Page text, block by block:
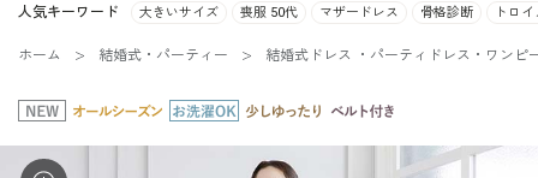
人気キーワード 大きいサイズ 喪服 50代 マザードレス 骨格診断 トロ
ホーム 結婚式・パーティー 結婚式ドレス ・パーティドレス・ワンピ